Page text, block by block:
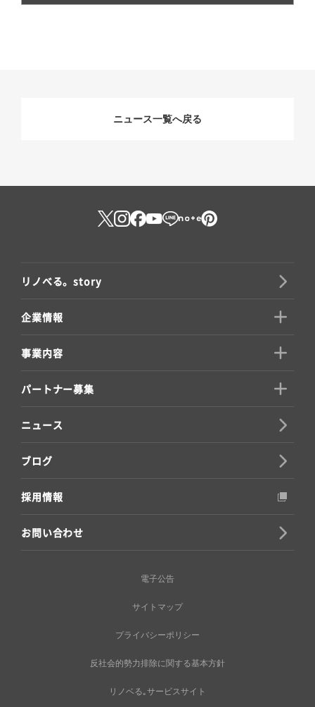
ニュース一覧へ戻る
リノべる。story
企業情報
事業内容
パートナー募集
ニュース
ブログ
採用情報
お問い合わせ
電子公告
サイトマップ
プライバシーポリシー
反社会的勢力排除に関する基本方針
リノベる｡サービスサイト